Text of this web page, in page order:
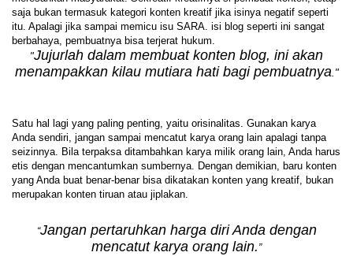
saja bukan termasuk kategori konten kreatif jika isinya negatif seperti
itu. Apalagi jika sampai memicu isu SARA. isi blog seperti ini sangat
berbahaya, pembuatnya bisa terjerat hukum.
"Jujurlah dalam membuat konten blog, ini akan
menampakkan kilau mutiara hati bagi pembuatnya."
Satu hal lagi yang paling penting, yaitu orisinalitas. Gunakan karya
Anda sendiri, jangan sampai mencatut karya orang lain apalagi tanpa
seizinnya. Bila terpaksa ditambahkan karya milik orang lain, Anda harus
etis dengan mencantumkan sumbernya. Dengan demikian, baru konten
yang Anda buat benar-benar bisa dikatakan konten yang kreatif, bukan
merupakan konten tiruan atau jiplakan.
“Jangan pertaruhkan harga diri Anda dengan
mencatut karya orang lain. ”